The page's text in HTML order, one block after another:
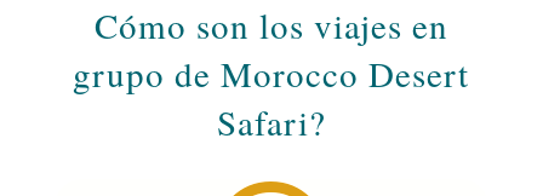
Cómo son los viajes en
grupo de Morocco Desert
Safari?